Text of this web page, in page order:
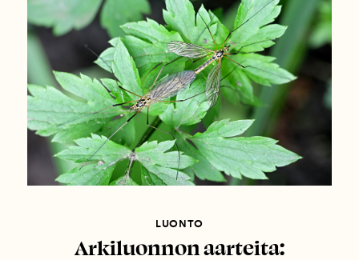
LUONTO
Arkiluonnon aarteita: